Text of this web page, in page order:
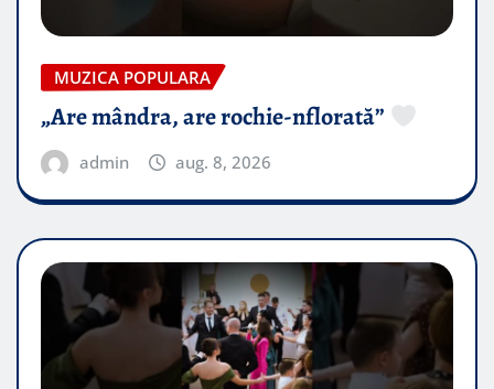
MUZICA POPULARA
„Are mândra, are rochie-nflorată”
admin aug. 8, 2026